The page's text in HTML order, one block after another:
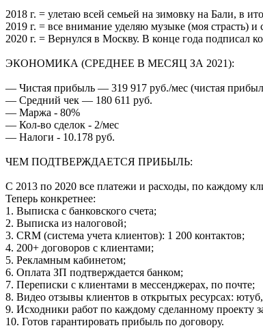
2018 г. = улетаю всей семьей на зимовку на Бали, в
2019 г. = все внимание уделяю музыке (моя страсть) и
2020 г. = Вернулся в Москву. В конце года подписал
ЭКОНОМИКА (СРЕДНЕЕ В МЕСЯЦ ЗА 2021):
— Чистая прибыль — 319 917 руб./мес (чистая
— Средний чек — 180 611 руб.
— Маржа - 80%
— Кол-во сделок - 2/мес
— Налоги - 10.178 руб.
ЧЕМ ПОДТВЕРЖДАЕТСЯ ПРИБЫЛЬ:
С 2013 по 2020 все платежи и расходы, по каждому
Теперь конкретнее:
1. Выписка с банковского счета;
2. Выписка из налоговой;
3. CRM (система учета клиентов): 1 200 контактов;
4. 200+ договоров с клиентами;
5. Рекламным кабинетом;
6. Оплата ЗП подтверждается банком;
7. Переписки с клиентами в мессенджерах, по почте;
8. Видео отзывы клиентов в открытых ресурсах:
9. Исходники работ по каждому сделанному проекту
10. Готов гарантировать прибыль по договору.